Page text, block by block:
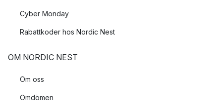
Cyber Monday
Rabattkoder hos Nordic Nest
OM NORDIC NEST
Om oss
Omdömen